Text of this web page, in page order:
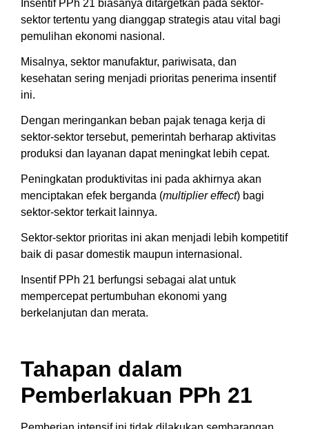
Insentif PPh 21 biasanya ditargetkan pada sektor-
sektor tertentu yang dianggap strategis atau vital bagi
pemulihan ekonomi nasional.
Misalnya, sektor manufaktur, pariwisata, dan
kesehatan sering menjadi prioritas penerima insentif
ini.
Dengan meringankan beban pajak tenaga kerja di
sektor-sektor tersebut, pemerintah berharap aktivitas
produksi dan layanan dapat meningkat lebih cepat.
Peningkatan produktivitas ini pada akhirnya akan
menciptakan efek berganda (multiplier effect) bagi
sektor-sektor terkait lainnya.
Sektor-sektor prioritas ini akan menjadi lebih kompetitif
baik di pasar domestik maupun internasional.
Insentif PPh 21 berfungsi sebagai alat untuk
mempercepat pertumbuhan ekonomi yang
berkelanjutan dan merata.
Tahapan dalam
Pemberlakuan PPh 21